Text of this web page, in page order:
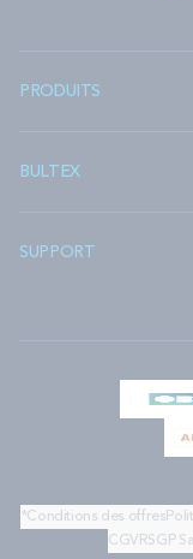
PRODUITS
BULTEX
SUPPORT
*Conditions des offres
CGV RSGP